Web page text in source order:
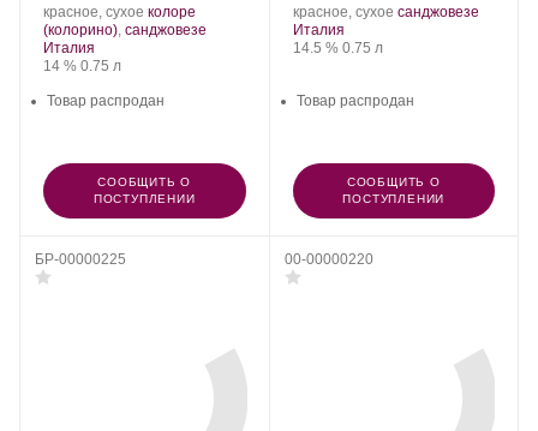
красное, сухое .
Сорт
колоре
(колорино), санджовезе
Регион:
Италия
Крепость
14 %. Объем
0.75 л
Товар распродан
СООБЩИТЬ О
ПОСТУПЛЕНИИ
красное, сухое .санджовезе.
Регион:
Италия
Крепость
14.5 %. Объем
0.75 л
Товар распродан
СООБЩИТЬ О
ПОСТУПЛЕНИИ
БР-00000225 00-00000220